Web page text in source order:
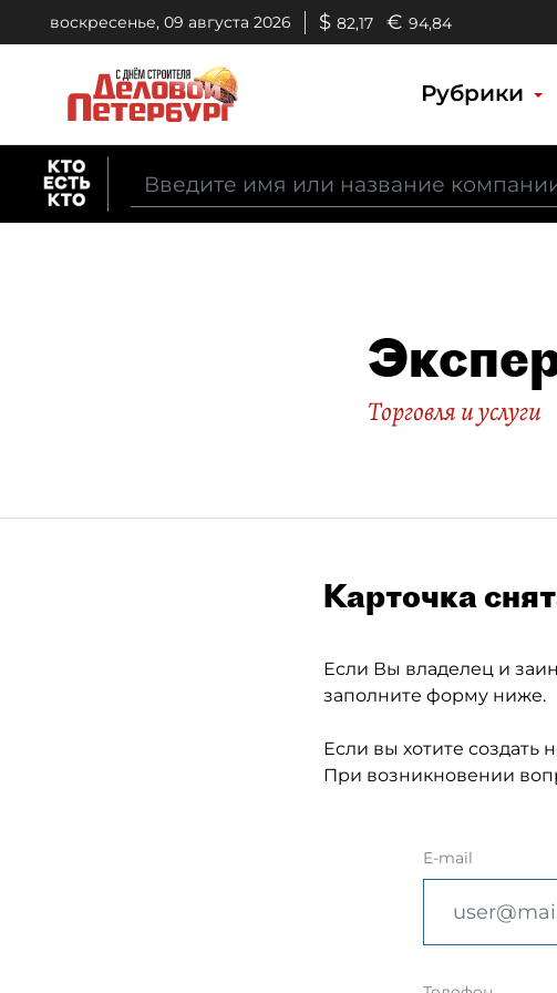
воскресенье, 09 августа 2026 $ 82,17 € 94,84
Рубрики
Торговля и услуги
Карточка
Если Вы владелец и
заполните форму ниже.
Если вы хотите создать
При возникновении
E-mail